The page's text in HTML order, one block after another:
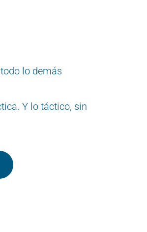
lo demás
Y lo táctico, sin